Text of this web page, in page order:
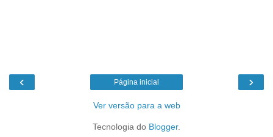
‹ ›
Página inicial
Ver versão para a web
Tecnologia do Blogger.